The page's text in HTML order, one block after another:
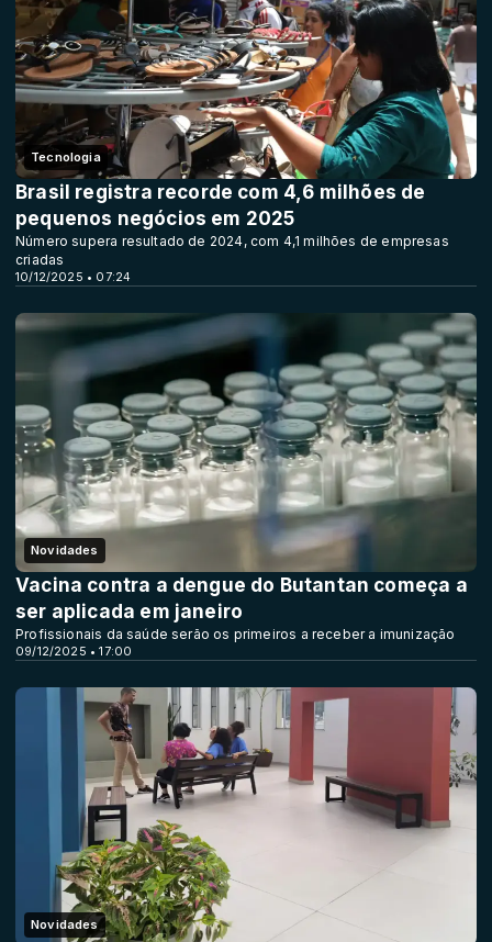
Tecnologia
10/12/2025 • 07:24
Brasil registra recorde com 4,6 milhões de
pequenos negócios em 2025
Número supera resultado de 2024, com 4,1 milhões de empresas
criadas
Novidades
09/12/2025 • 17:00
Vacina contra a dengue do Butantan começa a
ser aplicada em janeiro
Profissionais da saúde serão os primeiros a receber a imunização
Novidades